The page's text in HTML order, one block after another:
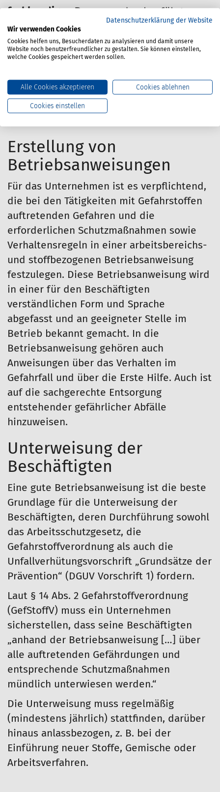
werden.
DerDGUV Grundsatz 313-003
beschreibt
die Grundanforderungen an spezifische
Fortbildungs­maßnahmen als Bestandteil
der „Fachkunde zur Durchführung der
Gefährdungsbe­urteilung bei Tätigkeiten mit
Erstellung von
Betriebsanweisungen
Für das Unternehmen ist es verpflichtend,
die bei den Tätigkeiten mit Gefahrstoffen
auftretenden Gefahren und die
erforderlichen Schutzmaßnahmen sowie
Verhaltensregeln in einer arbeitsbereichs-
und stoffbezogenen Betriebsanweisung
festzulegen. Diese Betriebsanweisung wird
in einer für den Beschäftigten
verständlichen Form und Sprache
abgefasst und an geeigneter Stelle im
Betrieb bekannt gemacht. In die
Betriebsanweisung gehören auch
Anweisungen über das Verhalten im
Gefahrfall und über die Erste Hilfe. Auch ist
auf die sachgerechte Entsorgung
entstehender gefährlicher Abfälle
hinzuweisen.
Unterweisung der
Beschäftigten
Eine gute Betriebsanweisung ist die beste
Grundlage für die Unterweisung der
Beschäftigten, deren Durchführung sowohl
das Arbeitsschutzgesetz, die
Gefahrstoffverordnung als auch die
Unfallverhütungsvorschrift „Grundsätze der
Prävention“ (DGUV Vorschrift 1) fordern.
Laut § 14 Abs. 2 Gefahrstoffverordnung
(GefStoffV) muss ein Unternehmen
sicherstellen, dass seine Beschäftigten
„anhand der Betriebsanweisung […] über
alle auftretenden Gefährdungen und
entsprechende Schutzmaßnahmen
mündlich unterwiesen werden.“
Die Unterweisung muss regelmäßig
(mindestens jährlich) stattfinden, darüber
hinaus anlassbezogen, z. B. bei der
Einführung neuer Stoffe, Gemische oder
Arbeitsverfahren.
Datenschutzerklärung der Website
Wir verwenden Cookies
Cookies helfen uns, Besucherdaten zu analysieren und damit unsere
Website noch benutzerfreundlicher zu gestalten. Sie können einstellen,
welche Cookies gespeichert werden sollen.
Alle Cookies akzeptieren Cookies ablehnen
Cookies einstellen